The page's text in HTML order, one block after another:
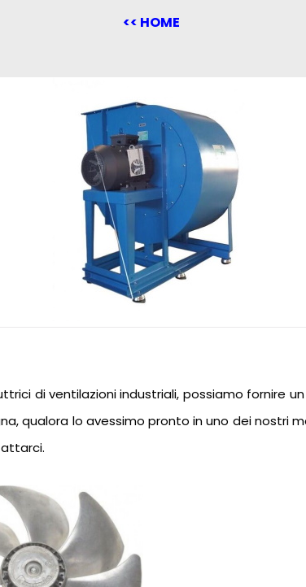
<< HOME
di ventilazioni industriali, possiamo fornire
qualora lo avessimo pronto in uno dei nostri